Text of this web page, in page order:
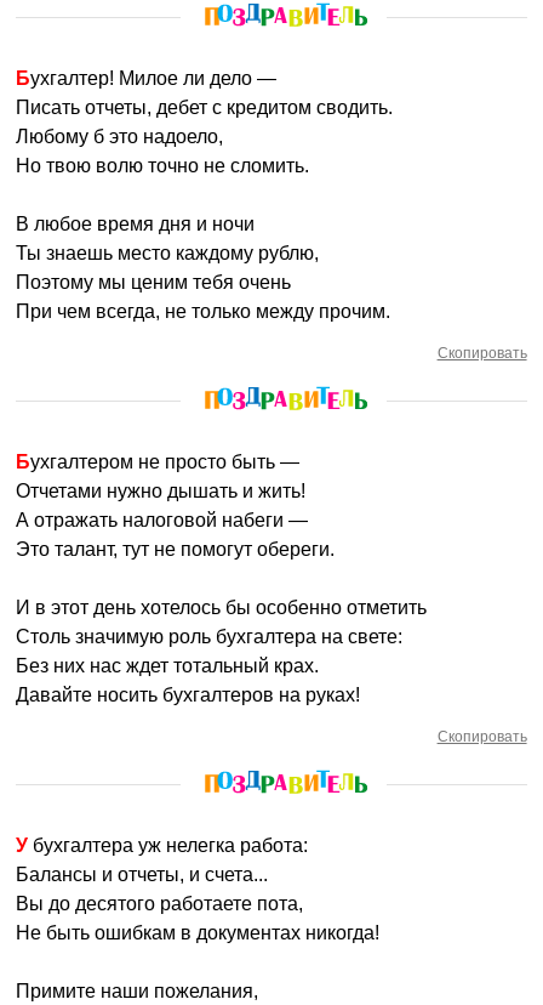
Бухгалтер! Милое ли дело —
Писать отчеты, дебет с кредитом сводить.
Любому б это надоело,
Но твою волю точно не сломить.
В любое время дня и ночи
Ты знаешь место каждому рублю,
Поэтому мы ценим тебя очень
При чем всегда, не только между прочим.
Скопировать
Бухгалтером не просто быть —
Отчетами нужно дышать и жить!
А отражать налоговой набеги —
Это талант, тут не помогут обереги.
И в этот день хотелось бы особенно отметить
Столь значимую роль бухгалтера на свете:
Без них нас ждет тотальный крах.
Давайте носить бухгалтеров на руках!
Скопировать
У бухгалтера уж нелегка работа:
Балансы и отчеты, и счета...
Вы до десятого работаете пота,
Не быть ошибкам в документах никогда!
Примите наши пожелания,